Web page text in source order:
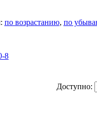
по возрастанию, по
8
Доступно: